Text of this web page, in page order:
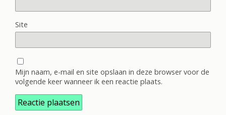
Site
Mijn naam, e-mail en site opslaan in deze browser voor de
volgende keer wanneer ik een reactie plaats.